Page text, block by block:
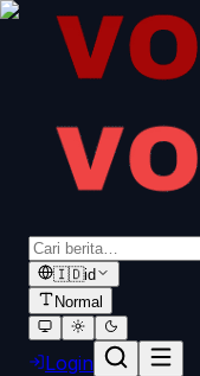
🇮🇩id
Normal
Login